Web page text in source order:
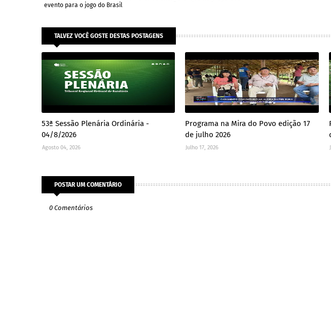
evento para o jogo do Brasil
TALVEZ VOCÊ GOSTE DESTAS POSTAGENS
53ª Sessão Plenária Ordinária -
04/8/2026
Agosto 04, 2026
Programa na Mira do Povo edição 17
de julho 2026
Julho 17, 2026
POSTAR UM COMENTÁRIO
0 Comentários